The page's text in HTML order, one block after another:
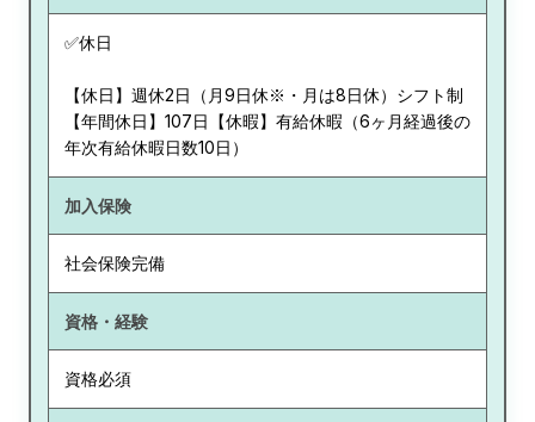
✅休日
【休日】週休2日（月9日休※・月は8日休）シフト制
【年間休日】107日【休暇】有給休暇（6ヶ月経過後の
年次有給休暇日数10日）
加入保険
社会保険完備
資格・経験
資格必須